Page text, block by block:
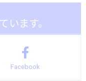
います。
Facebook